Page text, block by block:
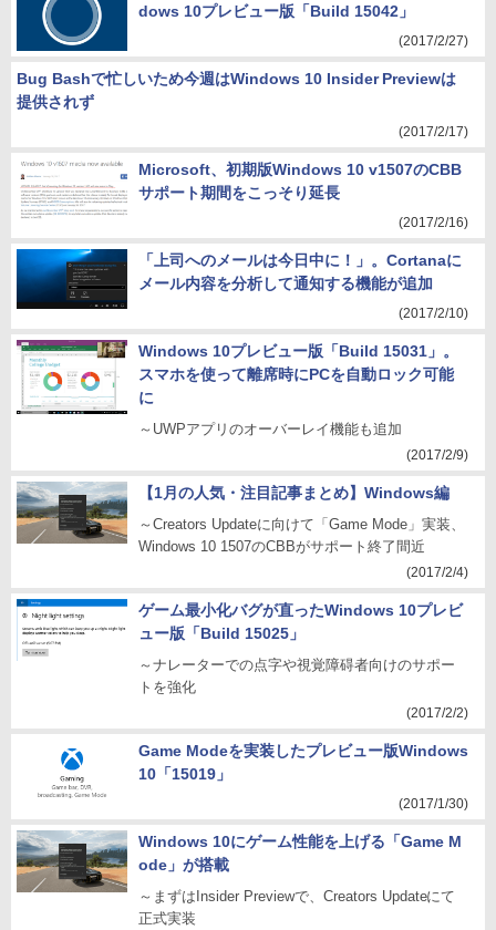
dows 10プレビュー版「Build 15042」
(2017/2/27)
Bug Bashで忙しいため今週はWindows 10 Insider Previewは
提供されず
(2017/2/17)
Microsoft、初期版Windows 10 v1507のCBB
サポート期間をこっそり延長
(2017/2/16)
「上司へのメールは今日中に！」。Cortanaに
メール内容を分析して通知する機能が追加
(2017/2/10)
Windows 10プレビュー版「Build 15031」。
スマホを使って離席時にPCを自動ロック可能
に
～UWPアプリのオーバーレイ機能も追加
(2017/2/9)
【1月の人気・注目記事まとめ】Windows編
～Creators Updateに向けて「Game Mode」実装、
Windows 10 1507のCBBがサポート終了間近
(2017/2/4)
ゲーム最小化バグが直ったWindows 10プレビ
ュー版「Build 15025」
～ナレーターでの点字や視覚障碍者向けのサポー
トを強化
(2017/2/2)
Game Modeを実装したプレビュー版Windows
10「15019」
(2017/1/30)
Windows 10にゲーム性能を上げる「Game M
ode」が搭載
～まずはInsider Previewで、Creators Updateにて
正式実装